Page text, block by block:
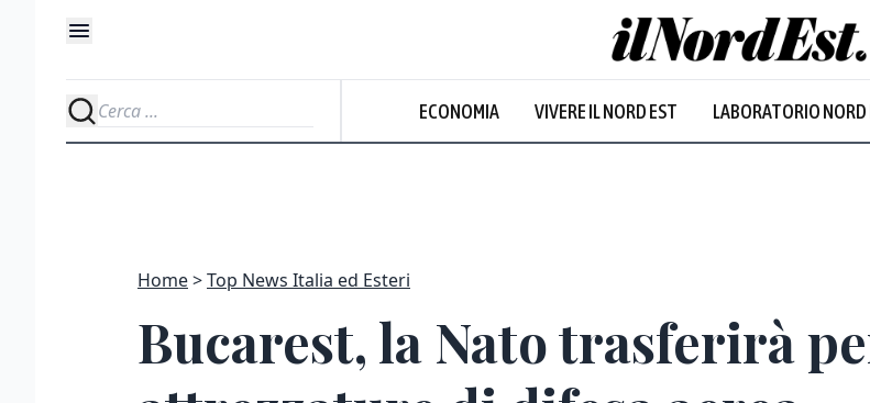
ECONOMIA VIVERE IL NORD EST LABORATORIO NORD
Home Top News Italia ed Esteri
Bucarest, la Nato trasferirà